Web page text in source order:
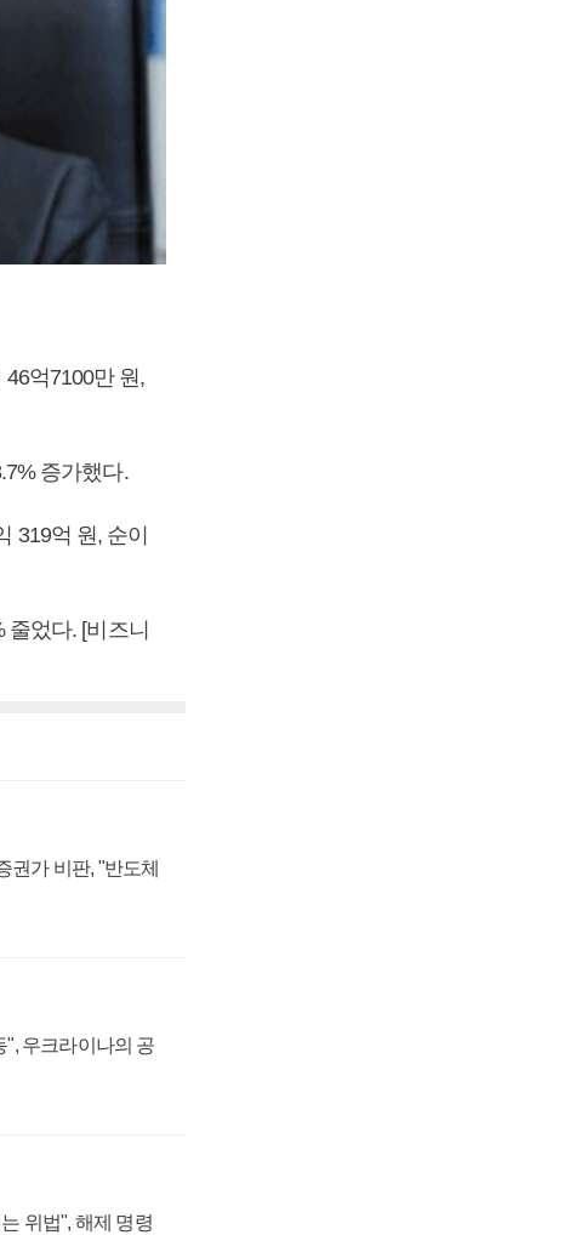
억7100만 원,
증가했다.
319억 원, 순이
줄었다. [비즈니
권가 비판, "반도체
", 우크라이나의 공
위법", 해제 명령